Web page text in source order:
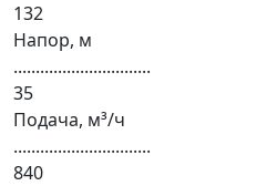
132
Напор, м
...............................
35
Подача, м³/ч
...............................
840